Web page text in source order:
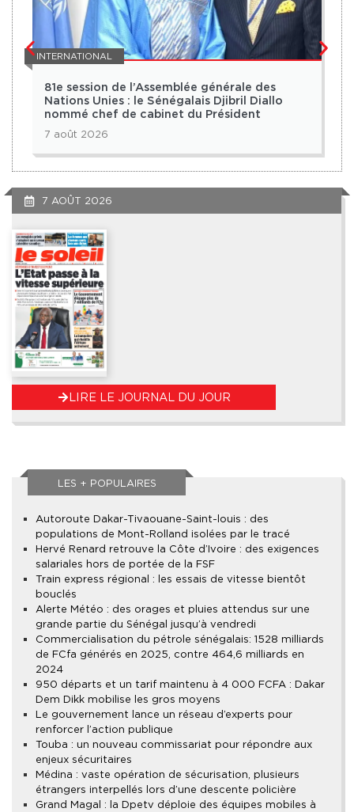
INTERNATIONAL
81e session de l’Assemblée générale des
Nations Unies : le Sénégalais Djibril Diallo
nommé chef de cabinet du Président
7 août 2026
7 AOÛT 2026
LIRE LE JOURNAL DU JOUR
LES + POPULAIRES
Autoroute Dakar-Tivaouane-Saint-louis : des
populations de Mont-Rolland isolées par le tracé
Hervé Renard retrouve la Côte d’Ivoire : des exigences
salariales hors de portée de la FSF
Train express régional : les essais de vitesse bientôt
bouclés
Alerte Météo : des orages et pluies attendus sur une
grande partie du Sénégal jusqu’à vendredi
Commercialisation du pétrole sénégalais : 1528 milliards
de FCfa générés en 2025, contre 464,6 milliards en
2024
950 départs et un tarif maintenu à 4 000 FCFA : Dakar
Dem Dikk mobilise les gros moyens
Le gouvernement lance un réseau d’experts pour
renforcer l’action publique
Touba : un nouveau commissariat pour répondre aux
enjeux sécuritaires
Médina : vaste opération de sécurisation, plusieurs
étrangers interpellés lors d’une descente policière
Grand Magal : la Dpetv déploie des équipes mobiles à